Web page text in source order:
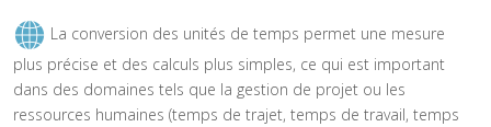
La conversion des unités de temps permet une mesure
plus précise et des calculs plus simples, ce qui est important
dans des domaines tels que la gestion de projet ou les
ressources humaines (temps de trajet, temps de travail, temps